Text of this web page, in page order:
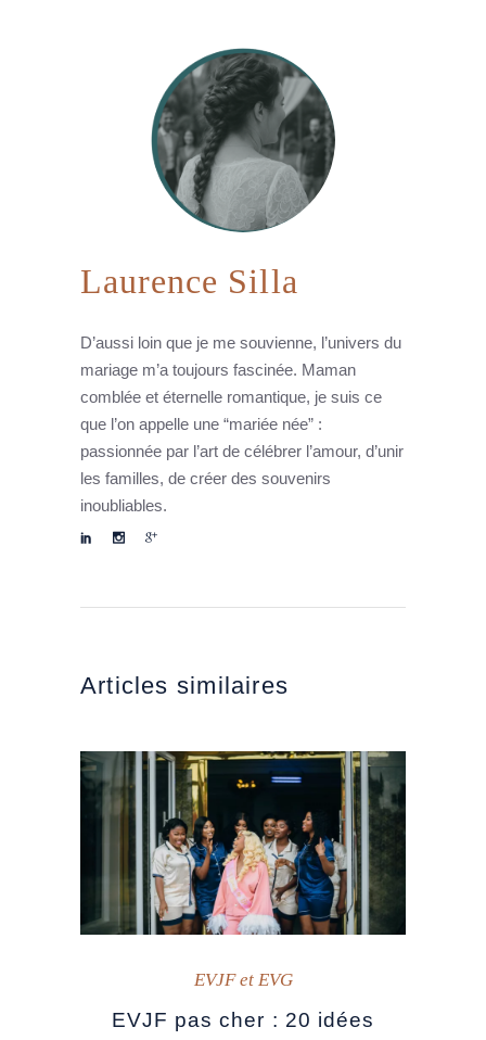
Laurence Silla
D’aussi loin que je me souvienne, l’univers du
mariage m’a toujours fascinée. Maman
comblée et éternelle romantique, je suis ce
que l’on appelle une “mariée née” :
passionnée par l’art de célébrer l’amour, d’unir
les familles, de créer des souvenirs
inoubliables.
Articles similaires
EVJF et EVG
EVJF pas cher : 20 idées